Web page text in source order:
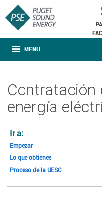
MENU
Contratación
energía
Ir a:
Empezar
Lo que obtienes
Proceso de la UESC